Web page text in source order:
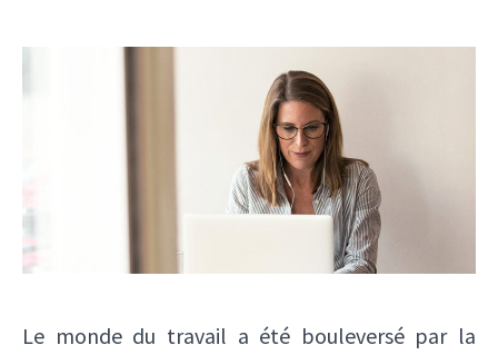
Le monde du travail a été bouleversé par la